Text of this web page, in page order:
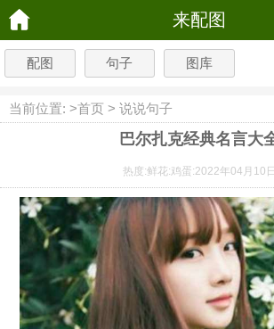
来配图
配图 句子 图库
当前位置: >首页 > 说说句子
巴尔扎克经典名言大
热度:鲜花:鸡蛋:2022年04月10日